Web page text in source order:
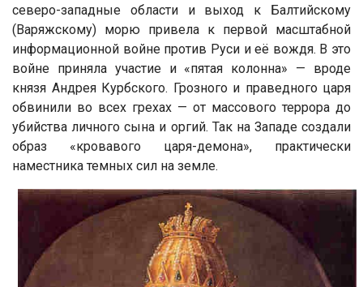
северо-западные области и выход к Балтийскому
(Варяжскому) морю привела к первой масштабной
информационной войне против Руси и её вождя. В это
войне приняла участие и «пятая колонна» — вроде
князя Андрея Курбского. Грозного и праведного царя
обвинили во всех грехах — от массового террора до
убийства личного сына и оргий. Так на Западе создали
образ «кровавого царя-демона», практически
наместника темных сил на земле.